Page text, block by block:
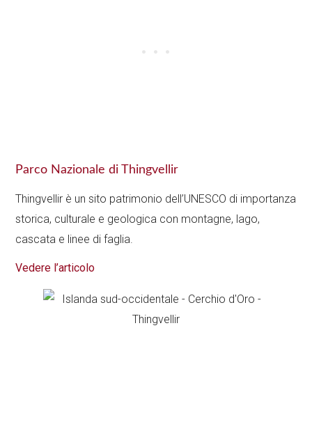
Parco Nazionale di Thingvellir
Thingvellir è un sito patrimonio dell’UNESCO di importanza
storica, culturale e geologica con montagne, lago,
cascata e linee di faglia.
Vedere l’articolo